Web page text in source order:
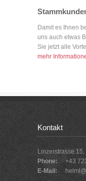
Damit es Ihnen
uns auch etwas
Sie jetzt alle
mehr
Kontakt
Linzerstrasse
Phone:
+43
E-Mail: